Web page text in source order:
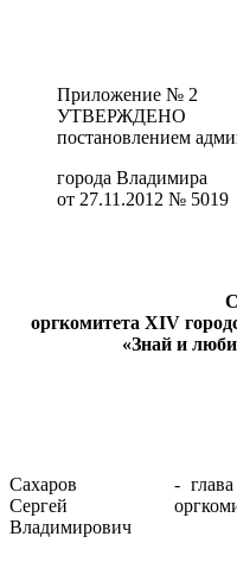
Приложение № 2
УТВЕРЖДЕНО
постановлением
города Владимира
от 27.11.2012 № 5019
оргкомитета XIV
«Знай и
Сахаров
Сергей
Владимирович
-